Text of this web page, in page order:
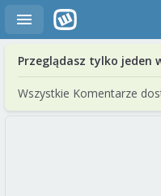
Przeglądasz tylko jeden
Wszystkie Komentarze